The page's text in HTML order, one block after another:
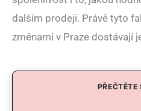
dalším prodeji. Právě tyto
změnami v Praze dostávají
PŘEČTĚTE